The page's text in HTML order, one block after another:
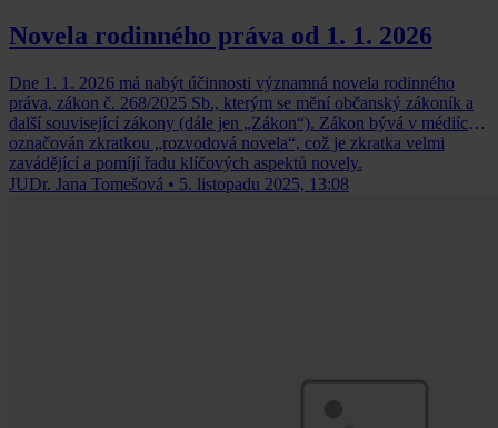
Novela rodinného práva od 1. 1. 2026
Dne 1. 1. 2026 má nabýt účinnosti významná novela rodinného
práva, zákon č. 268/2025 Sb., kterým se mění občanský zákoník a
další související zákony (dále jen „Zákon“). Zákon bývá v médiích
označován zkratkou „rozvodová novela“, což je zkratka velmi
zavádějící a pomíjí řadu klíčových aspektů novely.
JUDr. Jana Tomešová • 5. listopadu 2025, 13:08